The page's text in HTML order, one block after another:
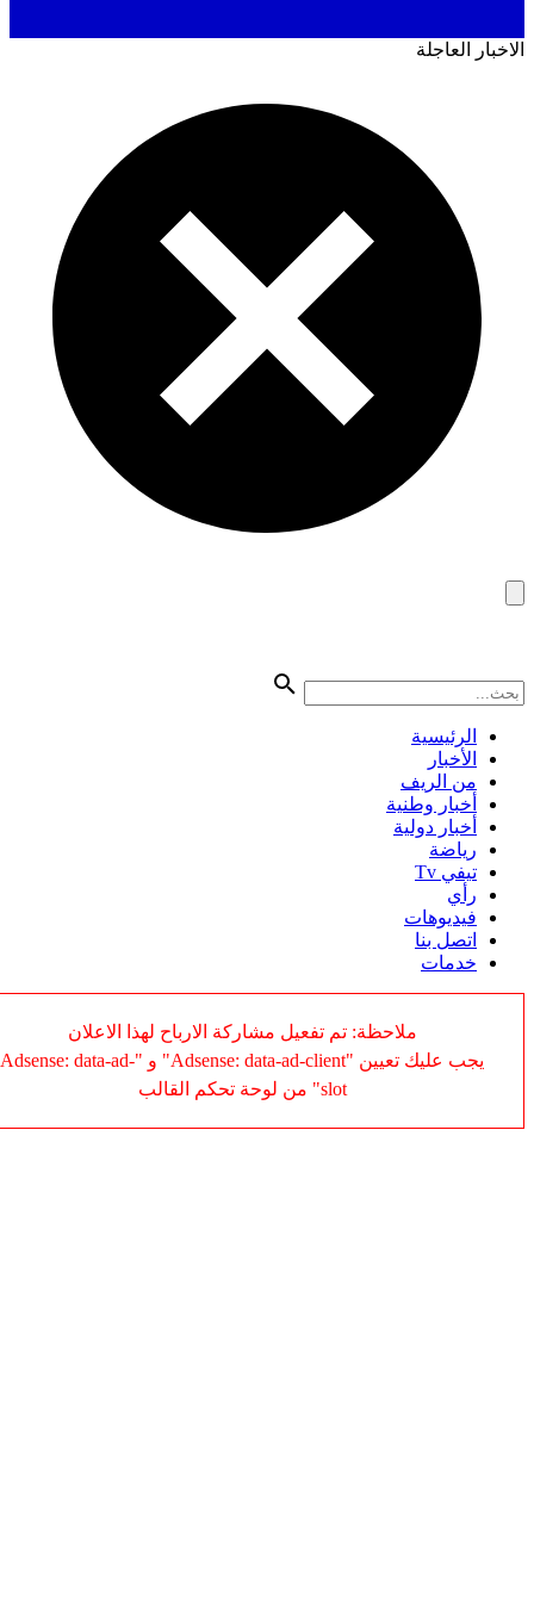
العاجلة
الرئيسية
الأخبار
من الريف
أخبار وطنية
أخبار دولية
رياضة
تيفي Tv
رأي
فيديوهات
اتصل بنا
خدمات
ملاحظة: تم تفعيل مشاركة الارباح لهذا الاعلان
يجب عليك تعيين "Adsense: data-ad-client" و "Adsense: data-ad-